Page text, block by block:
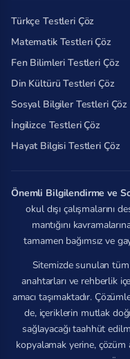
Türkçe Testleri Çöz
Matematik Testleri Çöz
Fen Bilimleri Testleri Çöz
Din Kültürü Testleri Çöz
Sosyal Bilgiler Testleri Çöz
İngilizce Testleri Çöz
Hayat Bilgisi Testleri Çöz
Önemli Bilgilendirme ve
okul dışı çalışmalarını
mantığını
tamamen bağımsız ve
Sitemizde sunulan
anahtarları ve rehberlik
amacı taşımaktadır.
de, içeriklerin mutlak
sağlayacağı taahhüt
kopyalamak yerine, çözüm